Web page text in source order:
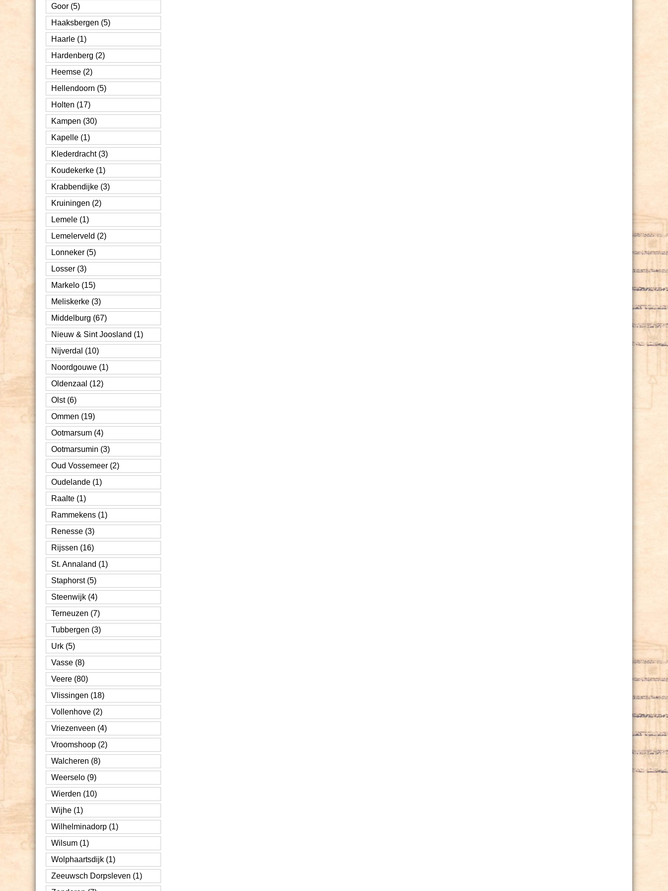
Goor (5)
Haaksbergen (5)
Haarle (1)
Hardenberg (2)
Heemse (2)
Hellendoorn (5)
Holten (17)
Kampen (30)
Kapelle (1)
Klederdracht (3)
Koudekerke (1)
Krabbendijke (3)
Kruiningen (2)
Lemele (1)
Lemelerveld (2)
Lonneker (5)
Losser (3)
Markelo (15)
Meliskerke (3)
Middelburg (67)
Nieuw & Sint Joosland (1)
Nijverdal (10)
Noordgouwe (1)
Oldenzaal (12)
Olst (6)
Ommen (19)
Ootmarsum (4)
Ootmarsumin (3)
Oud Vossemeer (2)
Oudelande (1)
Raalte (1)
Rammekens (1)
Renesse (3)
Rijssen (16)
St. Annaland (1)
Staphorst (5)
Steenwijk (4)
Terneuzen (7)
Tubbergen (3)
Urk (5)
Vasse (8)
Veere (80)
Vlissingen (18)
Vollenhove (2)
Vriezenveen (4)
Vroomshoop (2)
Walcheren (8)
Weerselo (9)
Wierden (10)
Wijhe (1)
Wilhelminadorp (1)
Wilsum (1)
Wolphaartsdijk (1)
Zeeuwsch Dorpsleven (1)